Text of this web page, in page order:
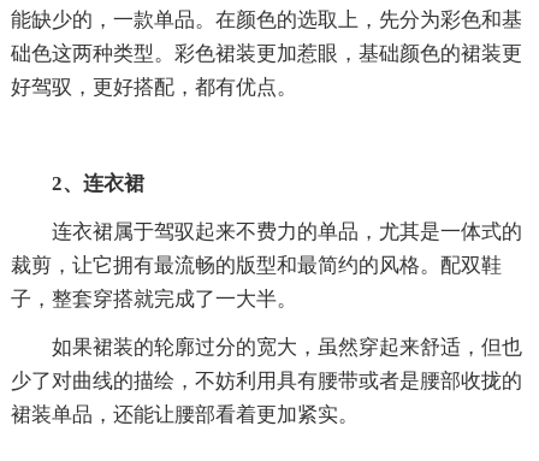
能缺少的，一款单品。在颜色的选取上，先分为彩色和基
础色这两种类型。彩色裙装更加惹眼，基础颜色的裙装更
好驾驭，更好搭配，都有优点。
2、连衣裙
连衣裙属于驾驭起来不费力的单品，尤其是一体式的
裁剪，让它拥有最流畅的版型和最简约的风格。配双鞋
子，整套穿搭就完成了一大半。
如果裙装的轮廓过分的宽大，虽然穿起来舒适，但也
少了对曲线的描绘，不妨利用具有腰带或者是腰部收拢的
裙装单品，还能让腰部看着更加紧实。